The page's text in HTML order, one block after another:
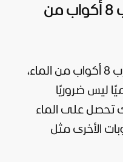
1. لست بحاجة إلى شرب 8 أكواب من
تشير بعض الأبحاث إلى أن شرب 8 أكواب من الماء،
يوميًا ليس ضروريًا
تحصل على الماء
الأخرى مثل